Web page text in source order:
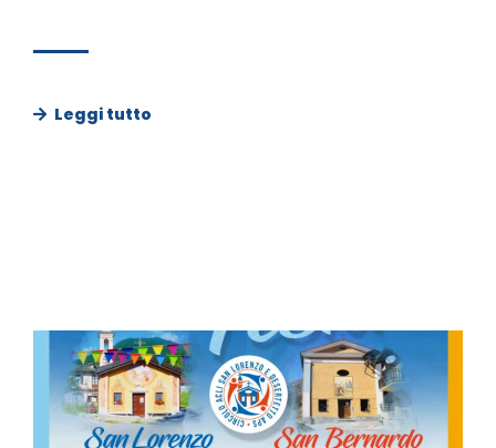
Leggi tutto